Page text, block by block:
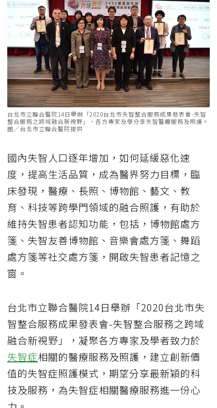
台北市立聯合醫院14日舉辦「2020台北市失智整合服務成果發表會-失智
整合服務之跨域融合新視野」，各方專家及學分享失智醫療服務及照護。
圖／台北市立聯合醫院提供
國內失智人口逐年增加，如何延緩惡化速
度，提高生活品質，成為醫界努力目標，臨
床發現，醫療、長照、博物館、藝文、教
育、科技等跨學門領域的融合照護，有助於
維持失智患者認知功能，包括，博物館處方
箋、失智友善博物館、音樂會處方箋、舞蹈
處方箋等社交處方箋，開啟失智患者記憶之
窗。
台北市立聯合醫院14日舉辦「2020台北市失
智整合服務成果發表會-失智整合服務之跨域
融合新視野」，凝聚各方專家及學者致力於
失智症相關的醫療服務及照護，建立創新價
值的失智症照護模式，期望分享最新穎的科
技及服務，為失智症相關醫療服務進一份心